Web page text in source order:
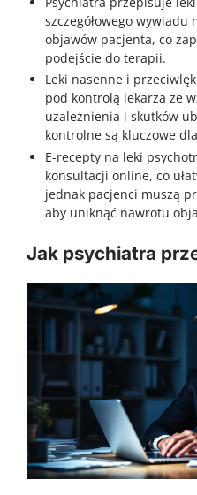
szczegółowego wywiadu
objawów pacjenta, co
podejście do terapii.
Leki nasenne i
pod kontrolą lekarza ze
uzależnienia i skutków
kontrolne są kluczowe
E-recepty na leki
konsultacji online, co
jednak pacjenci muszą
aby uniknąć nawrotu
Jak psychiatra